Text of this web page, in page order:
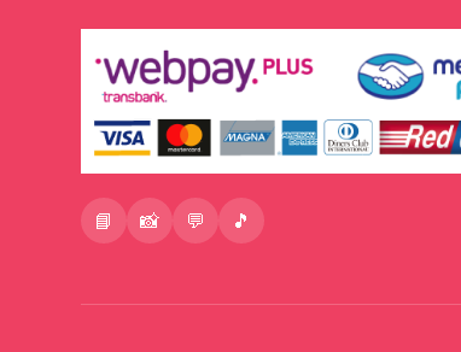
📘 📸 💬 🎵